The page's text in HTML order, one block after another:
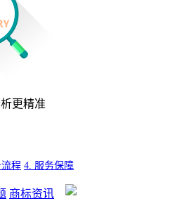
更精准
程 4. 服务保障
商标资讯